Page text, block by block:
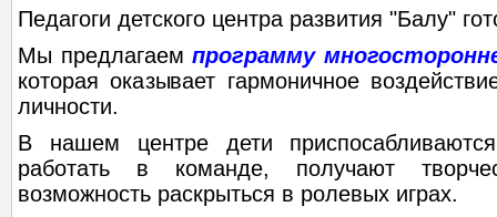
Педагоги детского центра развития "Балу"
Мы предлагаемпрограмму
которая оказывает гармоничное
личности.
В нашем центре дети
работать в команде, получают
возможность раскрыться в ролевых играх.